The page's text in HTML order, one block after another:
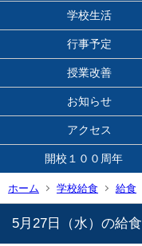
学校生活
行事予定
授業改善
お知らせ
アクセス
開校１００周年
ホーム 学校給食 給食
5月27日（水）の給食